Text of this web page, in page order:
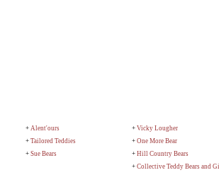
+ Alent'ours + Vicky Lougher
+ Tailored Teddies + One More Bear
+ Sue Bears + Hill Country Bears
+ Collective Teddy Bears and